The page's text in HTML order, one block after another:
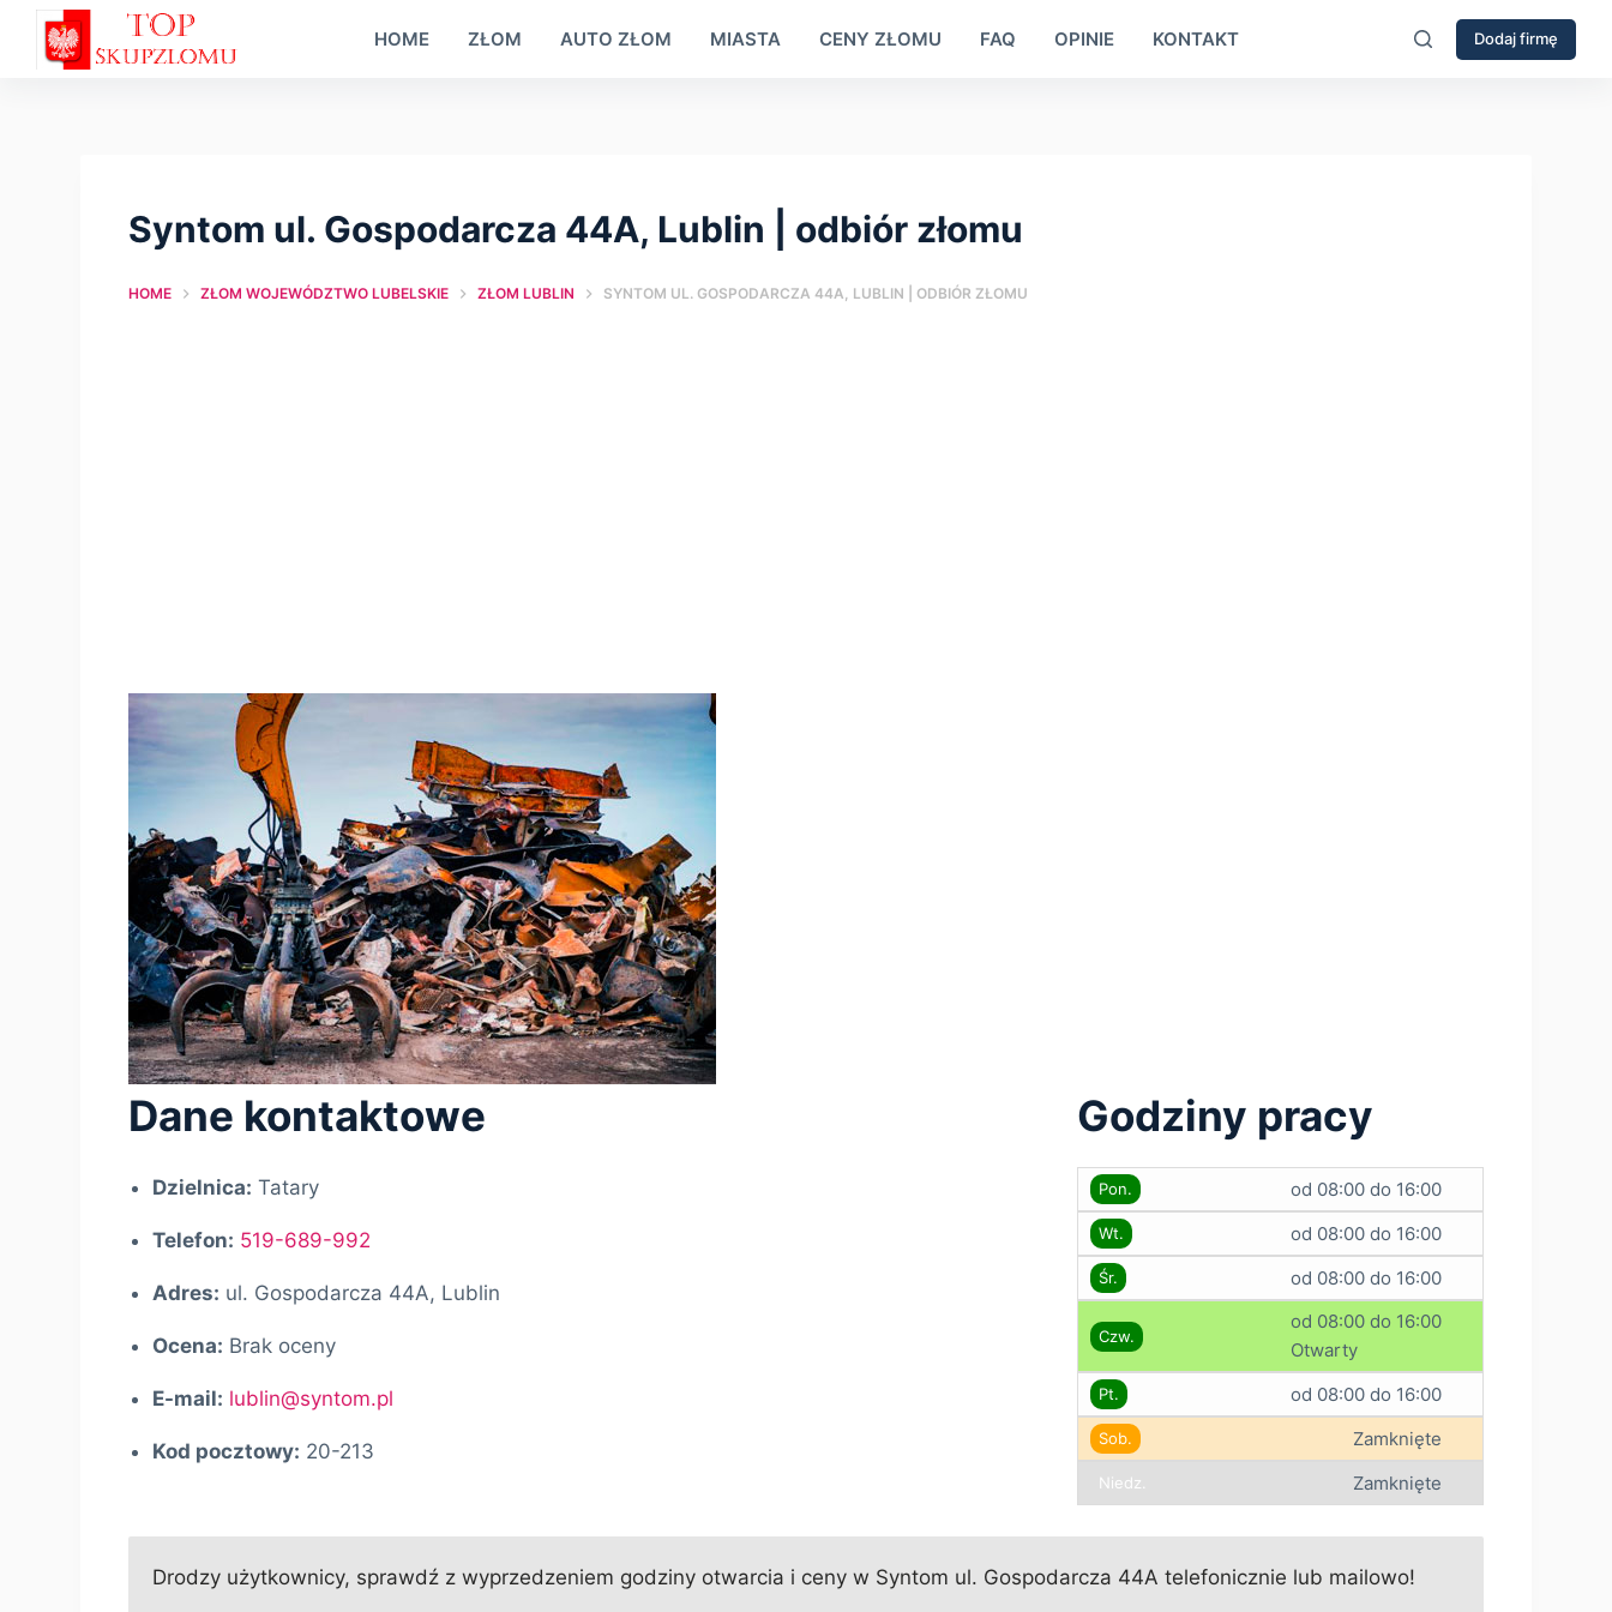
HOME ZŁOM AUTO ZŁOM MIASTA CENY ZŁOMU FAQ OPINIE KONTAKT Dodaj firmę
Syntom ul. Gospodarcza 44A, Lublin | оdbiór złomu
HOME ZŁOM WOJEWÓDZTWO LUBELSKIE ZŁOM LUBLIN SYNTOM UL. GOSPODARCZA 44A, LUBLIN | ОDBIÓR ZŁOMU
Dane kontaktowe
Dzielnica: Tatary
Telefon: 519-689-992
Adres: ul. Gospodarcza 44A, Lublin
Ocena: Brak oceny
E-mail: lublin@syntom.pl
Kod pocztowy: 20-213
Godziny pracy
Pon. od 08:00 do 16:00
Wt. od 08:00 do 16:00
Śr. od 08:00 do 16:00
Czw.
od 08:00 do 16:00
Otwarty
Pt. od 08:00 do 16:00
Sob. Zamknięte
Niedz. Zamknięte
Drodzy użytkownicy, sprawdź z wyprzedzeniem godziny otwarcia i ceny w Syntom ul. Gospodarcza 44A telefonicznie lub mailowo!